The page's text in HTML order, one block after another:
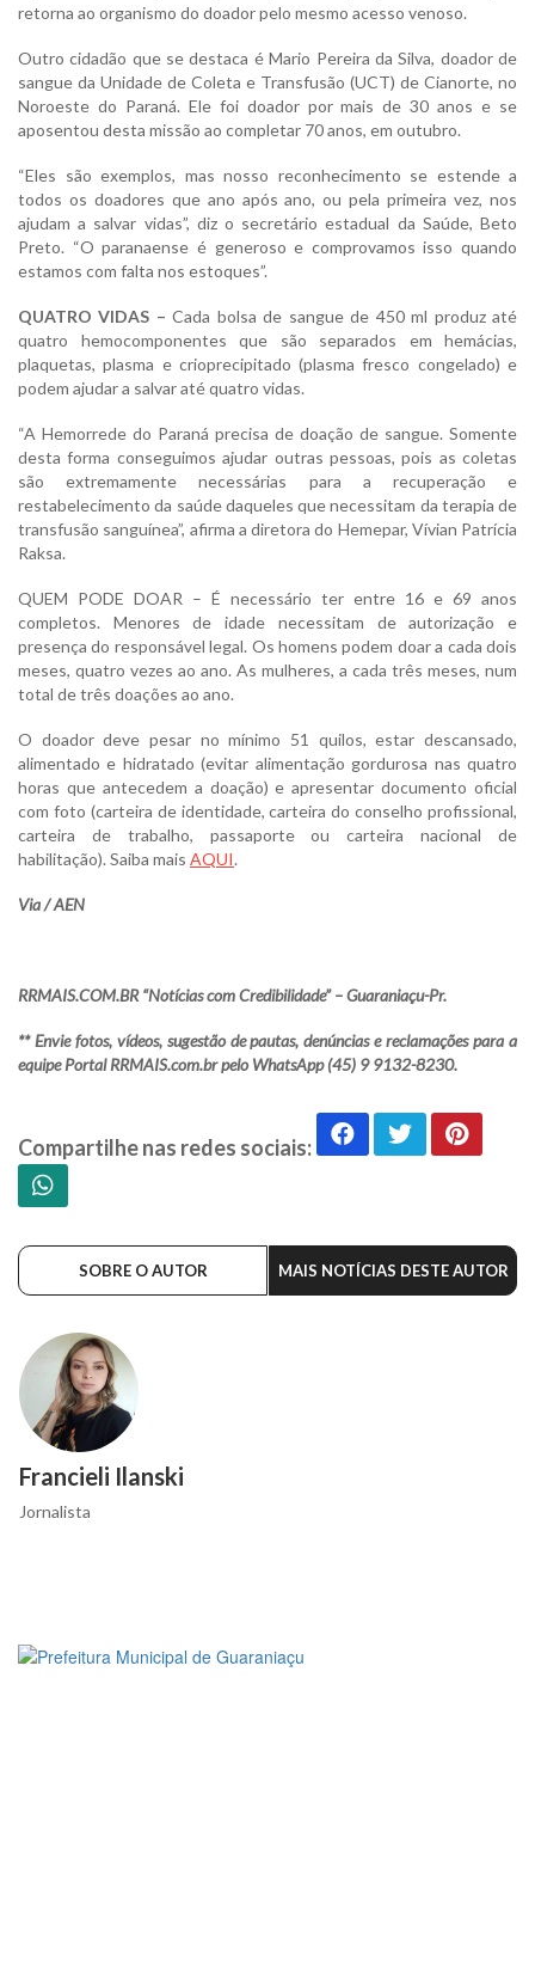
retorna ao organismo do doador pelo mesmo acesso venoso.
Outro cidadão que se destaca é Mario Pereira da Silva, doador de
sangue da Unidade de Coleta e Transfusão (UCT) de Cianorte, no
Noroeste do Paraná. Ele foi doador por mais de 30 anos e se
aposentou desta missão ao completar 70 anos, em outubro.
“Eles são exemplos, mas nosso reconhecimento se estende a
todos os doadores que ano após ano, ou pela primeira vez, nos
ajudam a salvar vidas”, diz o secretário estadual da Saúde, Beto
Preto. “O paranaense é generoso e comprovamos isso quando
estamos com falta nos estoques”.
QUATRO VIDAS – Cada bolsa de sangue de 450 ml produz até
quatro hemocomponentes que são separados em hemácias,
plaquetas, plasma e crioprecipitado (plasma fresco congelado) e
podem ajudar a salvar até quatro vidas.
“A Hemorrede do Paraná precisa de doação de sangue. Somente
desta forma conseguimos ajudar outras pessoas, pois as coletas
são extremamente necessárias para a recuperação e
restabelecimento da saúde daqueles que necessitam da terapia de
transfusão sanguínea”, afirma a diretora do Hemepar, Vívian Patrícia
Raksa.
QUEM PODE DOAR – É necessário ter entre 16 e 69 anos
completos. Menores de idade necessitam de autorização e
presença do responsável legal. Os homens podem doar a cada dois
meses, quatro vezes ao ano. As mulheres, a cada três meses, num
total de três doações ao ano.
O doador deve pesar no mínimo 51 quilos, estar descansado,
alimentado e hidratado (evitar alimentação gordurosa nas quatro
horas que antecedem a doação) e apresentar documento oficial
com foto (carteira de identidade, carteira do conselho profissional,
carteira de trabalho, passaporte ou carteira nacional de
habilitação). Saiba mais AQUI.
Via / AEN
RRMAIS.COM.BR “Notícias com Credibilidade” – Guaraniaçu-Pr.
** Envie fotos, vídeos, sugestão de pautas, denúncias e reclamações para a
equipe Portal RRMAIS.com.br pelo WhatsApp (45) 9 9132-8230.
Compartilhe nas redes sociais:
SOBRE O AUTOR MAIS NOTÍCIAS DESTE AUTOR
Francieli Ilanski
Jornalista